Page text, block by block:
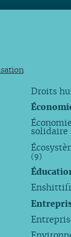
Droits
solidaire
(9)